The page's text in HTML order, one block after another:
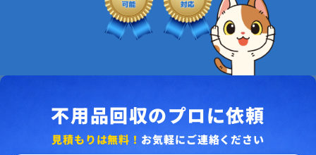
不用品回収のプロに依頼
見積もりは無料！ お気軽にご連絡ください